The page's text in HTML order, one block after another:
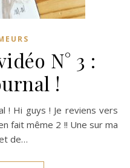
N° 3 :
!
fait même 2 !! Une sur ma
de…